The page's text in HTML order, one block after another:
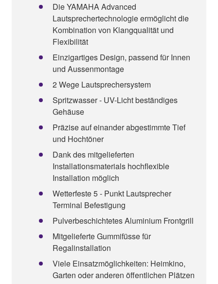
Die YAMAHA Advanced
Lautsprechertechnologie ermöglicht die
Kombination von Klangqualität und
Flexibilität
Einzigartiges Design, passend für Innen
und Aussenmontage
2 Wege Lautsprechersystem
Spritzwasser - UV-Licht beständiges
Gehäuse
Präzise auf einander abgestimmte Tief
und Hochtöner
Dank des mitgelieferten
Installationsmaterials hochflexible
Installation möglich
Wetterfeste 5 - Punkt Lautsprecher
Terminal Befestigung
Pulverbeschichtetes Aluminium Frontgrill
Mitgelieferte Gummifüsse für
Regalinstallation
Viele Einsatzmöglichkeiten: Heimkino,
Garten oder anderen öffentlichen Plätzen